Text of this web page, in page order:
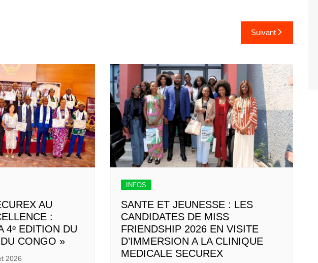
Suivant
AU
:
4ᵉ EDITION DU
CONGO »
2026
INFOS
SANTE ET JEUNESSE : LES
CANDIDATES DE MISS
FRIENDSHIP 2026 EN VISITE
D’IMMERSION A LA CLINIQUE
MEDICALE SECUREX